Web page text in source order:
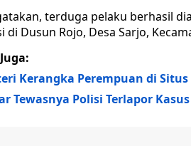
terduga pelaku berhasil
di Dusun Rojo, Desa Sarjo,
Kerangka Perempuan di
Tewasnya Polisi Terlapor